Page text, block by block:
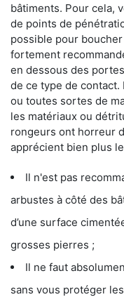
bâtiments. Pour cela,
de points de
possible pour
fortement
en dessous des
de ce type de
ou toutes sortes de
les matériaux ou
rongeurs ont horreur
apprécient bien plus
Il n'est pas
arbustes à côté des
d’une surface
grosses pierres ;
Il ne faut
sans vous protéger